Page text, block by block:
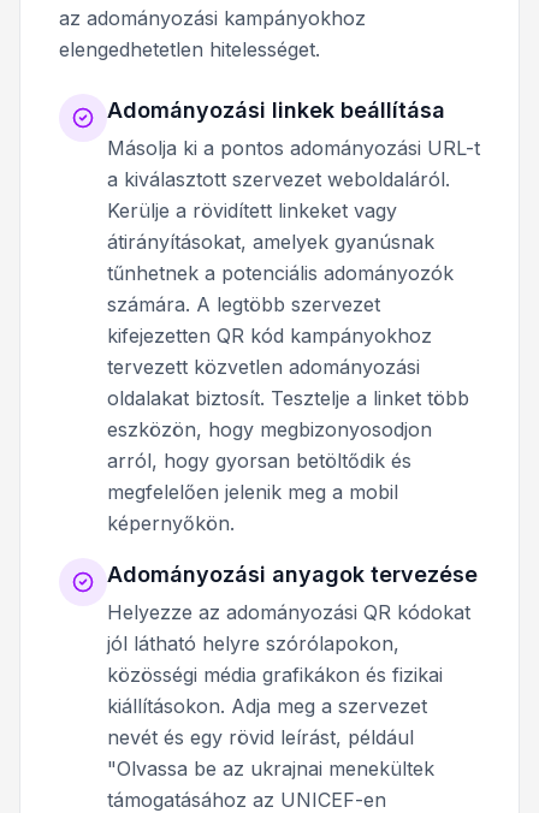
az adományozási kampányokhoz
elengedhetetlen hitelességet.
Adományozási linkek beállítása
Másolja ki a pontos adományozási URL-t
a kiválasztott szervezet weboldaláról.
Kerülje a rövidített linkeket vagy
átirányításokat, amelyek gyanúsnak
tűnhetnek a potenciális adományozók
számára. A legtöbb szervezet
kifejezetten QR kód kampányokhoz
tervezett közvetlen adományozási
oldalakat biztosít. Tesztelje a linket több
eszközön, hogy megbizonyosodjon
arról, hogy gyorsan betöltődik és
megfelelően jelenik meg a mobil
képernyőkön.
Adományozási anyagok tervezése
Helyezze az adományozási QR kódokat
jól látható helyre szórólapokon,
közösségi média grafikákon és fizikai
kiállításokon. Adja meg a szervezet
nevét és egy rövid leírást, például
"Olvassa be az ukrajnai menekültek
támogatásához az UNICEF-en